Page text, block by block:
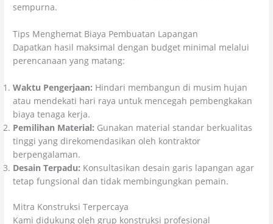
sempurna.
Tips Menghemat Biaya Pembuatan Lapangan
Dapatkan hasil maksimal dengan budget minimal melalui
perencanaan yang matang:
Waktu Pengerjaan: Hindari membangun di musim hujan
atau mendekati hari raya untuk mencegah pembengkakan
biaya tenaga kerja.
Pemilihan Material: Gunakan material standar berkualitas
tinggi yang direkomendasikan oleh kontraktor
berpengalaman.
Desain Terpadu: Konsultasikan desain garis lapangan agar
tetap fungsional dan tidak membingungkan pemain.
Mitra Konstruksi Terpercaya
Kami didukung oleh grup konstruksi profesional